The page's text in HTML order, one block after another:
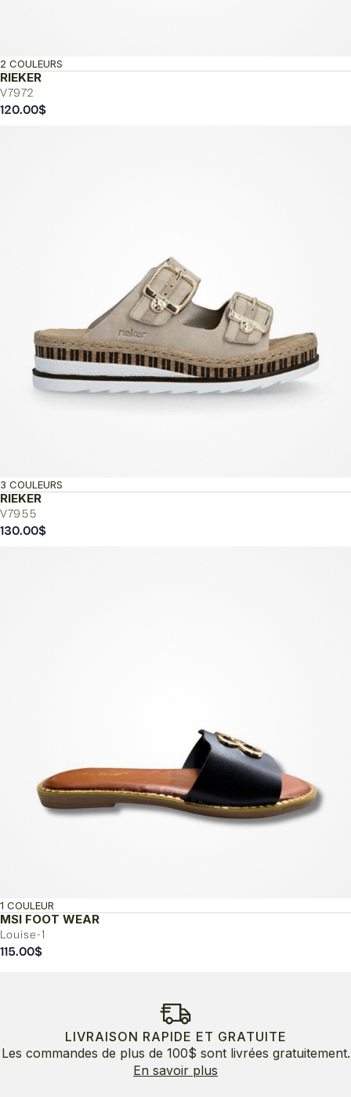
RIEKER
V7972
2 COULEURS
120.00$
RIEKER
V7955
3 COULEURS
130.00$
MSI FOOT WEAR
Louise-1
1 COULEUR
115.00$
LIVRAISON RAPIDE ET GRATUITE
Les commandes de plus de 100$ sont livrées gratuitement.
En savoir plus